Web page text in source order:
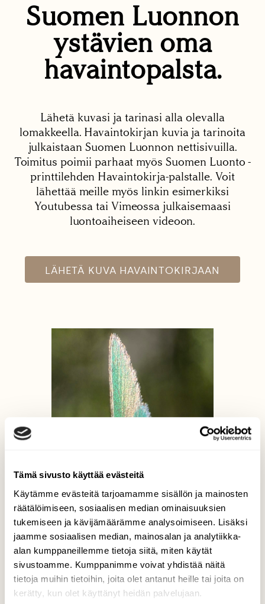
Tämä sivusto käyttää evästeitä
Käytämme evästeitä tarjoamamme sisällön ja mainosten
räätälöimiseen, sosiaalisen median ominaisuuksien
tukemiseen ja kävijämäärämme analysoimiseen. Lisäksi
jaamme sosiaalisen median, mainosalan ja analytiikka-
alan kumppaneillemme tietoja siitä, miten käytät
sivustoamme. Kumppanimme voivat yhdistää näitä
tietoja muihin tietoihin, joita olet antanut heille tai joita on
kerätty, kun olet käyttänyt heidän palvelujaan.
Suomen Luonnon
ystävien oma
havaintopalsta.
Lähetä kuvasi ja tarinasi alla olevalla
lomakkeella. Havaintokirjan kuvia ja tarinoita
julkaistaan Suomen Luonnon nettisivuilla.
Toimitus poimii parhaat myös Suomen Luonto -
printtilehden Havaintokirja-palstalle. Voit
lähettää meille myös linkin esimerkiksi
Youtubessa tai Vimeossa julkaisemaasi
luontoaiheiseen videoon.
LÄHETÄ KUVA HAVAINTOKIRJAAN